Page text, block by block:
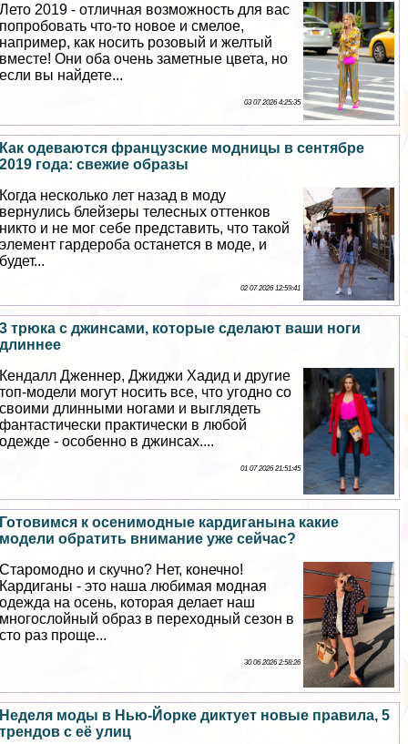
Лето 2019 - отличная возможность для вас
попробовать что-то новое и смелое,
например, как носить розовый и желтый
вместе! Они оба очень заметные цвета, но
если вы найдете...
03 07 2026 4:25:35
Как одеваются французские модницы в сентябре
2019 года: свежие образы
Когда несколько лет назад в моду
вернулись блейзеры телесных оттенков
никто и не мог себе представить, что такой
элемент гардероба останется в моде, и
будет...
02 07 2026 12:59:41
3 трюка с джинсами, которые сделают ваши ноги
длиннее
Кендалл Дженнер, Джиджи Хадид и другие
топ-модели могут носить все, что угодно со
своими длинными ногами и выглядеть
фантастически пpaктически в любой
одежде - особенно в джинсах....
01 07 2026 21:51:45
Готовимся к осенимодные кардиганына какие
модели обратить внимание уже сейчас?
Старомодно и скучно? Нет, конечно!
Кардиганы - это наша любимая модная
одежда на осень, которая делает наш
многослойный образ в переходный сезон в
сто раз проще...
30 06 2026 2:58:26
Неделя моды в Нью-Йорке диктует новые правила, 5
трендов с её улиц